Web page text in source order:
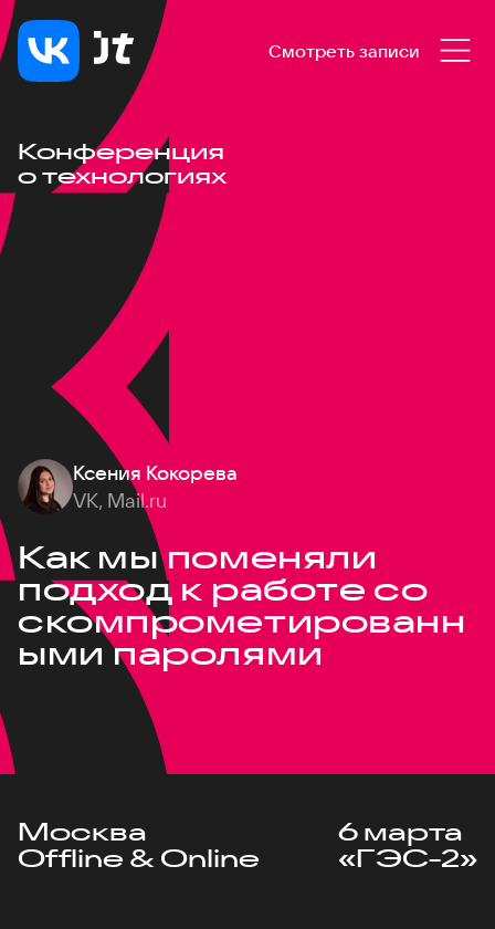
Смотреть записи
Конференция
о технологиях
Ксения Кокорева
VK, Mail.ru
Как мы поменяли
подход к работе со
скомпрометированн
ыми паролями
Москва
Offline & Online
6 марта
«ГЭС-2»